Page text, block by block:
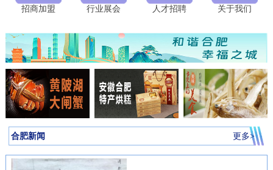
招商加盟 行业展会 人才招聘 关于我们
合肥新闻 更多>